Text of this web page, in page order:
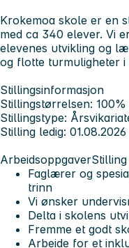
Krokemoa skole er en
med ca 340 elever. Vi
elevenes utvikling og
og flotte turmuligheter
Stillingsinformasjon
Stillingstørrelsen: 100%
Stillingstype:
Stilling ledig: 01.08.2026
ArbeidsoppgaverStilling
Faglærer og
trinn
Vi ønsker
Delta i skolens
Fremme et godt
Arbeide for et